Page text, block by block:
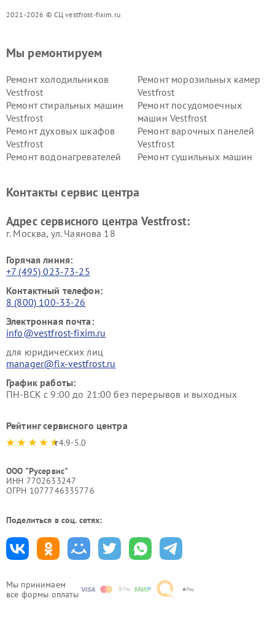
2021-2026 © СЦ vestfrost-fixim.ru
Мы принимаем
все формы оплаты
Мы ремонтируем
Ремонт холодильников
Vestfrost
Ремонт морозильных камер
Vestfrost
Ремонт стиральных машин
Vestfrost
Ремонт посудомоечных
машин Vestfrost
Ремонт духовых шкафов
Vestfrost
Ремонт варочных панелей
Vestfrost
Ремонт водонагревателей
Ремонт сушильных машин
Vestfrost
Контакты сервис центра
Адрес сервисного центра Vestfrost:
г. Москва, ул. Чаянова 18
Горячая линия:
+7 (495) 023-73-25
Контактный телефон:
8 (800) 100-33-26
Электронная почта:
info@vestfrost-fixim.ru
для юридических лиц
manager@fix-vestfrost.ru
График работы:
ПН-ВСК с 9:00 до 21:00 без перерывов и выходных
Рейтинг сервисного центра
4.9-5.0
ООО "Русервис"
ИНН 7702633247
ОГРН 1077746335776
Поделиться в соц. сетях: